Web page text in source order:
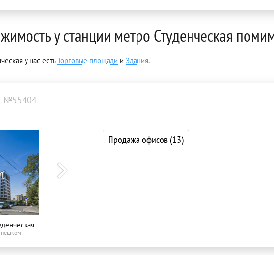
у станции метро Студенческая
у нас естьТорговые площади и Здания.
№55404
Продажа офисов(13)